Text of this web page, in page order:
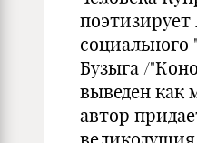
поэтизирует
социального
Бузыга /
выведен как
автор